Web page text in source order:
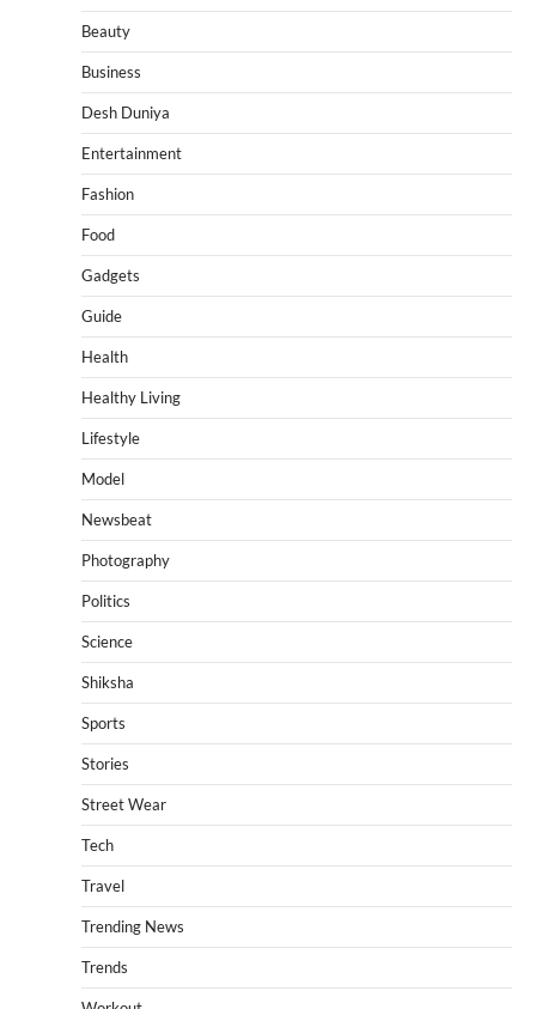
Beauty
Business
Desh Duniya
Entertainment
Fashion
Food
Gadgets
Guide
Health
Healthy Living
Lifestyle
Model
Newsbeat
Photography
Politics
Science
Shiksha
Sports
Stories
Street Wear
Tech
Travel
Trending News
Trends